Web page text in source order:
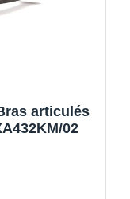
articulés
02